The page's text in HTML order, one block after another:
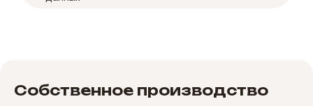
Собственное производство